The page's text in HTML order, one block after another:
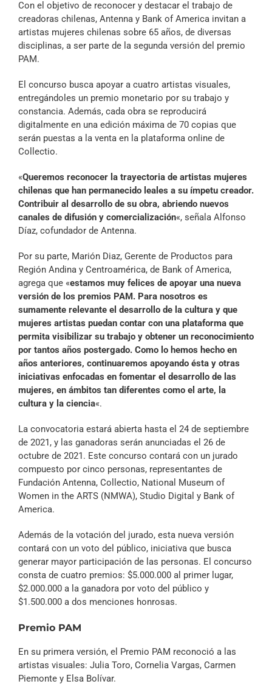
Archivo Sonoro
Con el objetivo de reconocer y destacar el trabajo de
creadoras chilenas, Antenna y Bank of America invitan a
artistas mujeres chilenas sobre 65 años, de diversas
disciplinas, a ser parte de la segunda versión del premio
PAM.
El concurso busca apoyar a cuatro artistas visuales,
entregándoles un premio monetario por su trabajo y
constancia. Además, cada obra se reproducirá
digitalmente en una edición máxima de 70 copias que
serán puestas a la venta en la plataforma online de
Collectio.
«Queremos reconocer la trayectoria de artistas mujeres
chilenas que han permanecido leales a su ímpetu creador.
Contribuir al desarrollo de su obra, abriendo nuevos
canales de difusión y comercialización«, señala Alfonso
Díaz, cofundador de Antenna.
Por su parte, Marión Diaz, Gerente de Productos para
Región Andina y Centroamérica, de Bank of America,
agrega que «estamos muy felices de apoyar una nueva
versión de los premios PAM. Para nosotros es
sumamente relevante el desarrollo de la cultura y que
mujeres artistas puedan contar con una plataforma que
permita visibilizar su trabajo y obtener un reconocimiento
por tantos años postergado. Como lo hemos hecho en
años anteriores, continuaremos apoyando ésta y otras
iniciativas enfocadas en fomentar el desarrollo de las
mujeres, en ámbitos tan diferentes como el arte, la
cultura y la ciencia«.
La convocatoria estará abierta hasta el 24 de septiembre
de 2021, y las ganadoras serán anunciadas el 26 de
octubre de 2021. Este concurso contará con un jurado
compuesto por cinco personas, representantes de
Fundación Antenna, Collectio, National Museum of
Women in the ARTS (NMWA), Studio Digital y Bank of
America.
Además de la votación del jurado, esta nueva versión
contará con un voto del público, iniciativa que busca
generar mayor participación de las personas. El concurso
consta de cuatro premios: $5.000.000 al primer lugar,
$2.000.000 a la ganadora por voto del público y
$1.500.000 a dos menciones honrosas.
Premio PAM
En su primera versión, el Premio PAM reconoció a las
artistas visuales: Julia Toro, Cornelia Vargas, Carmen
Piemonte y Elsa Bolívar.